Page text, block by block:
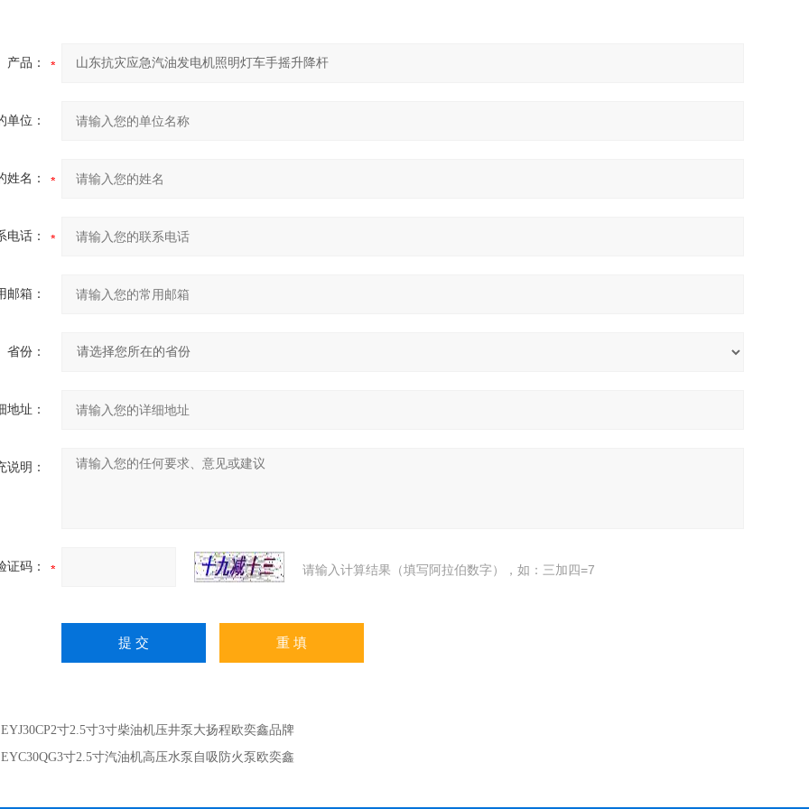
产品：
单位：
姓名：
电话：
邮箱：
省份：
地址：
说明：
证码： 请输入计算结果（填写阿拉伯数字），如：三加四=7
EYJ30CP2寸2.5寸3寸柴油机压井泵大扬程欧奕鑫品牌
EYC30QG3寸2.5寸汽油机高压水泵自吸防火泵欧奕鑫